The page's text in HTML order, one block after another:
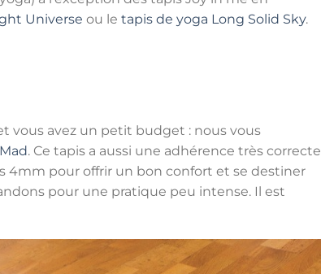
Universe ou le tapis de yoga Long Solid Sky.
vous avez un petit budget : nous vous
. Ce tapis a aussi une adhérence très correcte
4mm pour offrir un bon confort et se destiner
pour une pratique peu intense. Il est